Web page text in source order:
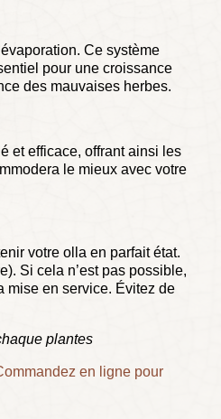
Ce système
pour une croissance
des mauvaises herbes.
et efficace, offrant ainsi les
le mieux avec votre
votre olla en parfait état.
Si cela n’est pas possible,
mise en service. Évitez de
plantes
en ligne pour